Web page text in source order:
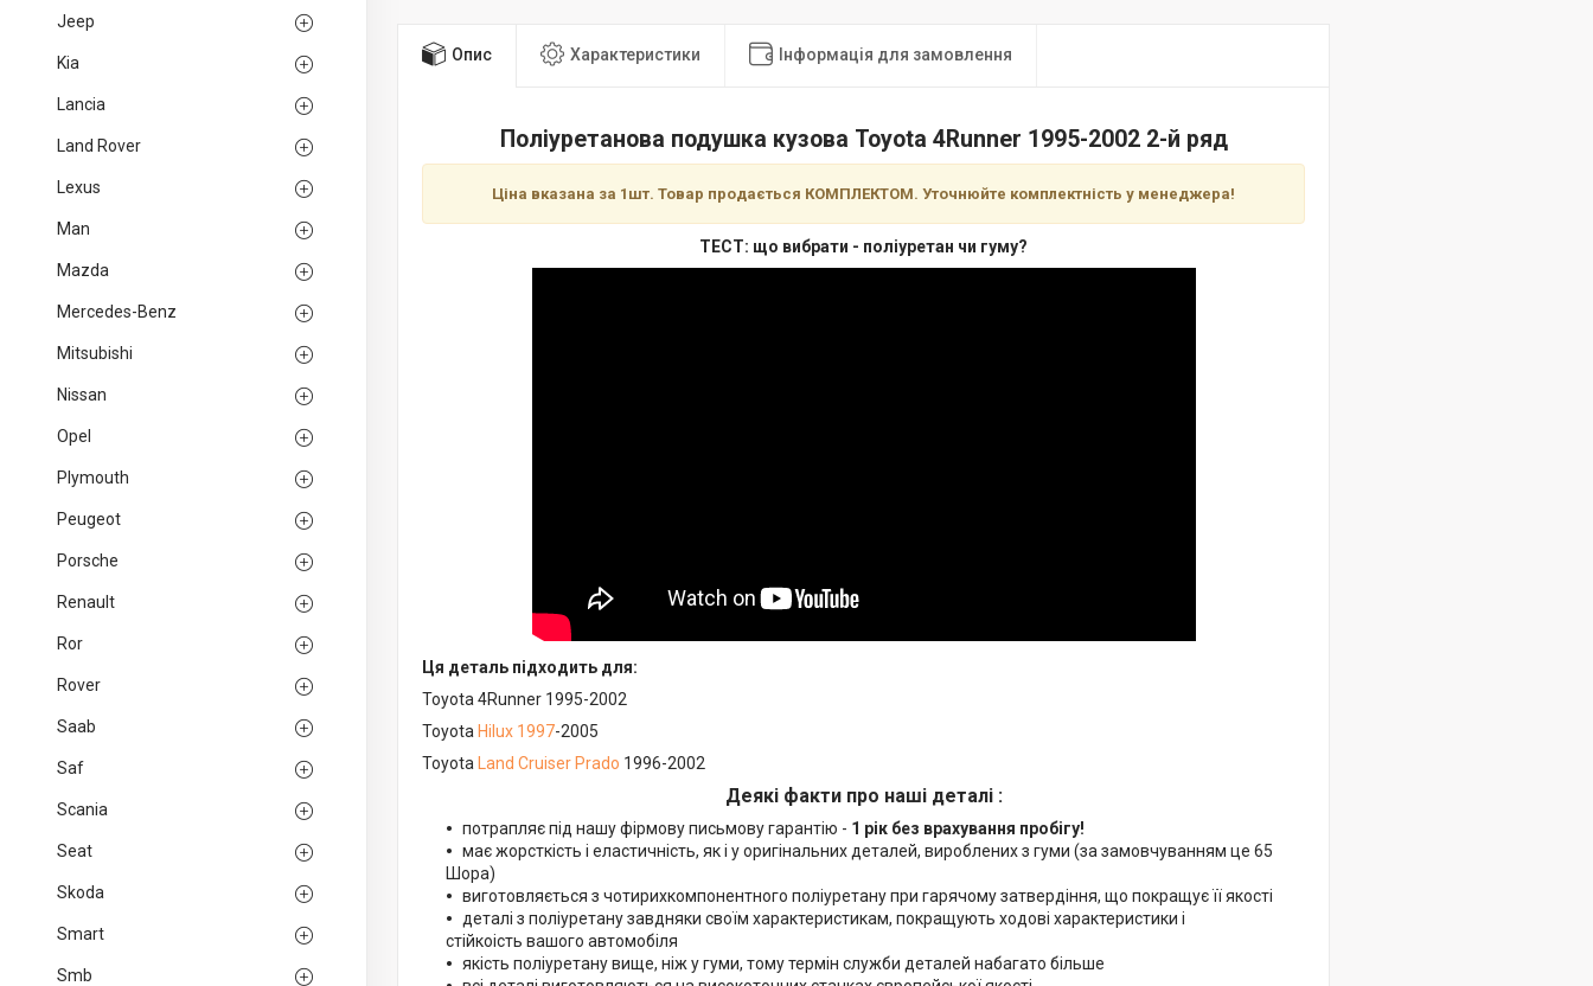
Jeep
Kia
Lancia
Land Rover
Lexus
Man
Mazda
Mercedes-Benz
Mitsubishi
Nissan
Opel
Plymouth
Peugeot
Porsche
Renault
Ror
Rover
Saab
Saf
Scania
Seat
Skoda
Smart
Smb
Опис Характеристики Інформація для замовлення
Поліуретанова подушка кузова Toyota 4Runner 1995-2002 2-й ряд
Ціна вказана за 1шт. Товар продається КОМПЛЕКТОМ. Уточнюйте комплектність у менеджера!
ТЕСТ: що вибрати - поліуретан чи гуму?
Ця деталь підходить для:
Toyota 4Runner 1995-2002
Toyota Hilux 1997-2005
Toyota
Land Cruiser Prado 1996-2002
Деякі факти про наші деталі :
потрапляє під нашу фірмову письмову гарантію - 1 рік без врахування пробігу!
маєжорсткість і еластичність, як і у оригінальних деталей, вироблених з гуми (за замовчуванням це 65
Шора)
виготовляється з чотирихкомпонентного поліуретану при гарячому затвердіння, що покращує її якості
деталі з поліуретану завдняки своїм характеристикам, покращують ходові характеристики і
стійкоість вашого автомобіля
якість поліуретану вище, ніж у гуми, тому термін служби деталей набагато більше